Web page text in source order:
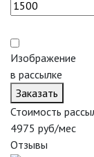
Изображение
в рассылке
Заказать
Стоимость
4975 руб/мес
Отзывы